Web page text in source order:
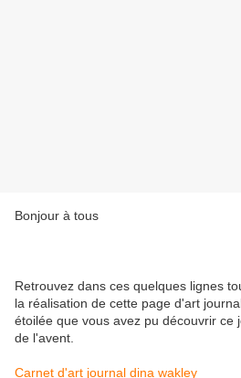
Bonjour à tous
Retrouvez dans ces quelques lignes
la réalisation de cette page d'art
étoilée que vous avez pu découvrir ce
de l'avent.
Carnet d'art journal dina wakley